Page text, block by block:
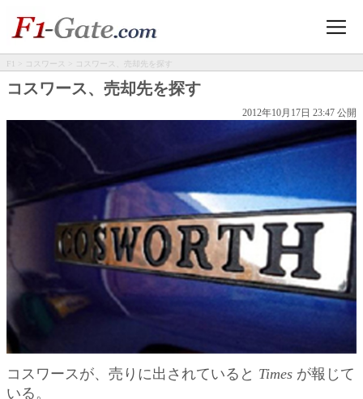
F1 > コスワース > コスワース、売却先を探す
コスワース、売却先を探す
2012年10月17日 23:47 公開
コスワースが、売りに出されていると Times が報じて
いる。